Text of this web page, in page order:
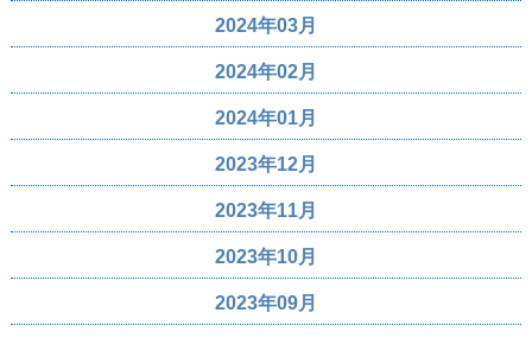
2024年03月
2024年02月
2024年01月
2023年12月
2023年11月
2023年10月
2023年09月